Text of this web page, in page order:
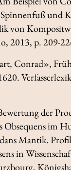
Spinnenfuß und
von
2013, p. 209-
Conrad»,
der
Obsequens im
Mantik.
in